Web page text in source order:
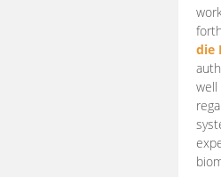
die
well